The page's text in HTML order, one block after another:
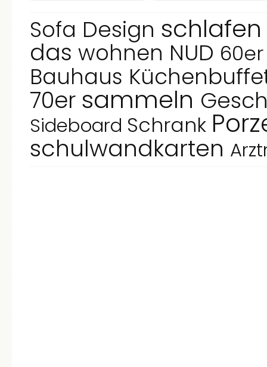
Sofa Design
das wohnen NUD
Bauhaus
70er sammeln
Sideboard Schrank
schulwandkarten